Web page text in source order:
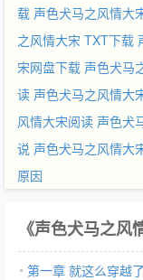
载 声色犬马之风情大
之风情大宋 TXT下载
宋网盘下载 声色犬马
读 声色犬马之风情大
风情大宋阅读 声色犬
说 声色犬马之风情大
原因
《声色犬马之
第一章 就这么穿越了